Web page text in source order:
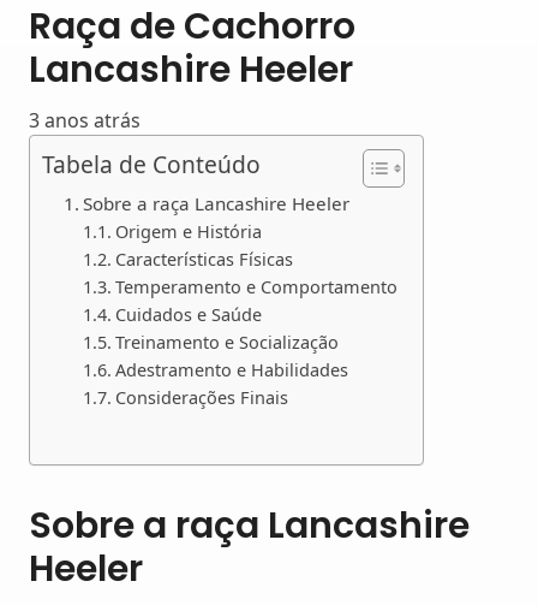
Raça de Cachorro
Lancashire Heeler
3 anos atrás
Tabela de Conteúdo
Sobre a raça Lancashire Heeler
Origem e História
Características Físicas
Temperamento e Comportamento
Cuidados e Saúde
Treinamento e Socialização
Adestramento e Habilidades
Considerações Finais
Sobre a raça Lancashire
Heeler